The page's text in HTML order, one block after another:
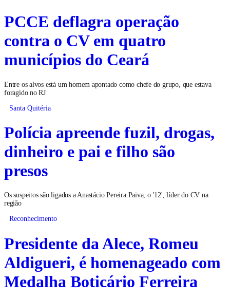
PCCE deflagra operação
contra o CV em quatro
municípios do Ceará
Entre os alvos está um homem apontado como chefe do grupo, que estava
foragido no RJ
Santa Quitéria
Polícia apreende fuzil, drogas,
dinheiro e pai e filho são
presos
Os suspeitos são ligados a Anastácio Pereira Paiva, o '12', líder do CV na
região
Reconhecimento
Presidente da Alece, Romeu
Aldigueri, é homenageado com
Medalha Boticário Ferreira